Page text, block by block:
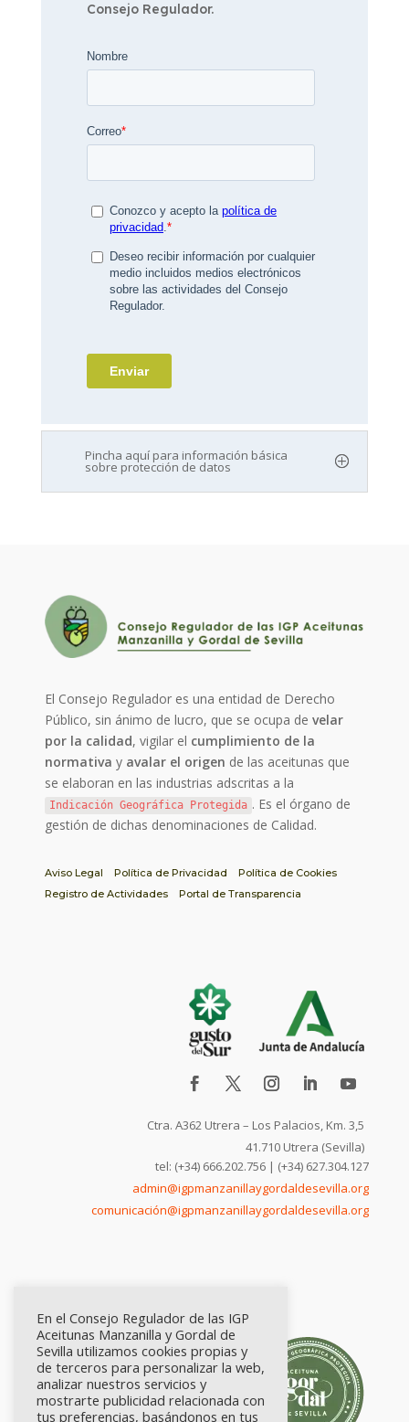
Consejo Regulador.
Pincha aquí para información básica
sobre protección de datos
El Consejo Regulador es una entidad de Derecho
Público, sin ánimo de lucro, que se ocupa develar
por la calidad, vigilar el cumplimiento de la
normativa y avalar el origen de las aceitunas que
se elaboran en las industrias adscritas a la
Indicación Geográfica Protegida . Es el órgano de
gestión de dichas denominaciones de Calidad.
Aviso Legal Política de Privacidad
Política de Cookies
Registro de Actividades
Portal de Transparencia
Ctra. A362 Utrera – Los Palacios, Km. 3,5
41.710 Utrera (Sevilla)
tel: (+34) 666.202.756 | (+34) 627.304.127
admin@igpmanzanillaygordaldesevilla.org
comunicación@igpmanzanillaygordaldesevilla.org
En el Consejo Regulador de las IGP
Aceitunas Manzanilla y Gordal de
Sevilla utilizamos cookies propias y
de terceros para personalizar la web,
analizar nuestros servicios y
mostrarte publicidad relacionada con
tus preferencias, basándonos en tus